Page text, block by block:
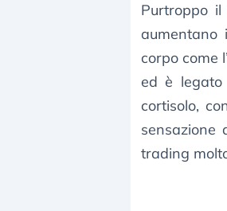
Purtroppo
aumentano
corpo come
ed è legato
cortisolo,
sensazione
trading